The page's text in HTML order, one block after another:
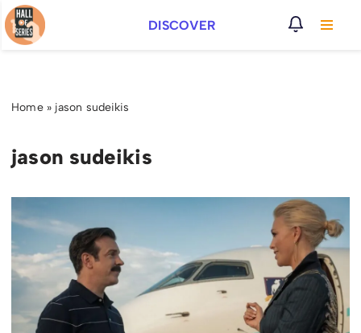
Vai
DISCOVER
Home» jason sudeikis
jason sudeikis